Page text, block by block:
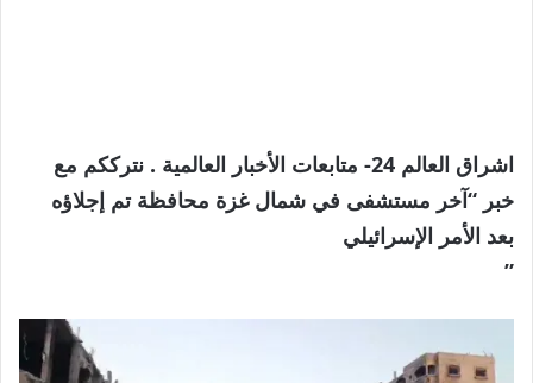
اشراق العالم 24- متابعات الأخبار العالمية . نترككم مع
خبر “آخر مستشفى في شمال غزة محافظة تم إجلاؤه
بعد الأمر الإسرائيلي
”